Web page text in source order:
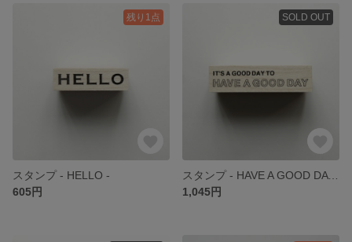
残り1点
スタンプ - HELLO -
605円
SOLD OUT
スタンプ - HAVE A GOOD DAY -
1,045円